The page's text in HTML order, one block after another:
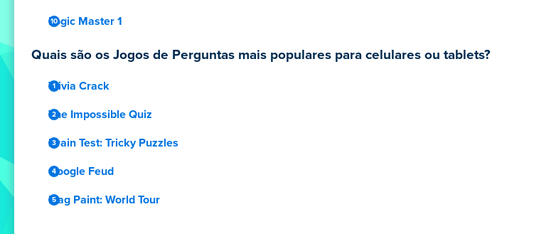
Logic Master 1
Quais são os Jogos de Perguntas mais populares para celulares ou tablets?
Trivia Crack
The Impossible Quiz
Brain Test: Tricky Puzzles
Google Feud
Flag Paint: World Tour